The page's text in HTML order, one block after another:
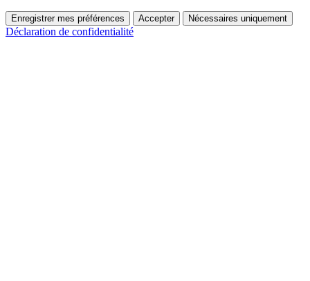
Enregistrer mes préférences Accepter Nécessaires uniquement
Déclaration de confidentialité